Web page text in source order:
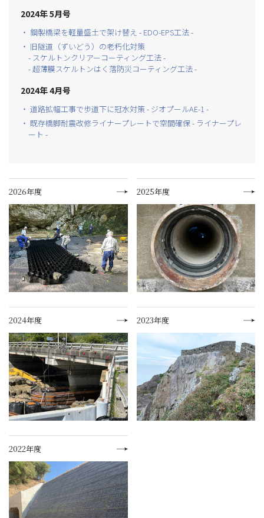
2024年 5月号
・ 鋼製橋梁を軽量盛土で架け替え - EDO-EPS工法 -
・ 旧隧道（ずいどう）の老朽化対策
- スケルトンクリアーコーティング工法 -
- 超薄膜スケルトンはく落防災コーティング工法 -
2024年 4月号
・ 道路拡幅工事で歩道下に冠水対策 - ジオプールAE-1 -
・ 既存橋脚耐震改修ライナープレートで空間確保 - ライナープレ
ート -
2026年度 2025年度
2024年度 2023年度
2022年度